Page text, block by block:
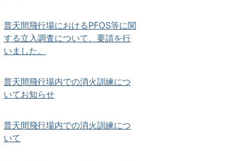
普天間飛行場におけるPFOS等に関
する立入調査について、要請を行
いました。
普天間飛行場内での消火訓練につ
いてお知らせ
普天間飛行場内での消火訓練につ
いて